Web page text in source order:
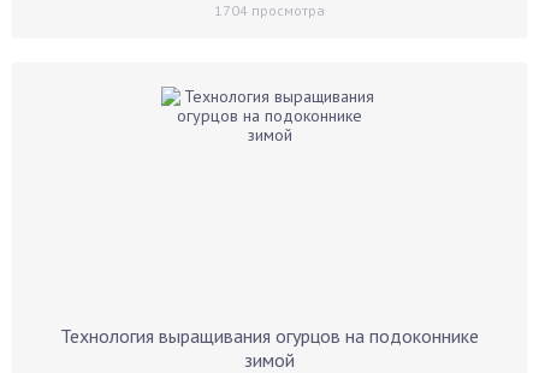
1704 просмотра
Технология выращивания огурцов на подоконнике
зимой